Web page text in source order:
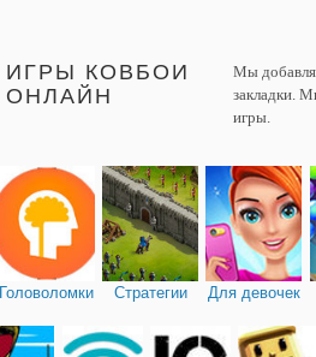
ИГРЫ КОВБОИ
ОНЛАЙН
Мы
закладки.
игры.
Головоломки Стратегии Для девочек